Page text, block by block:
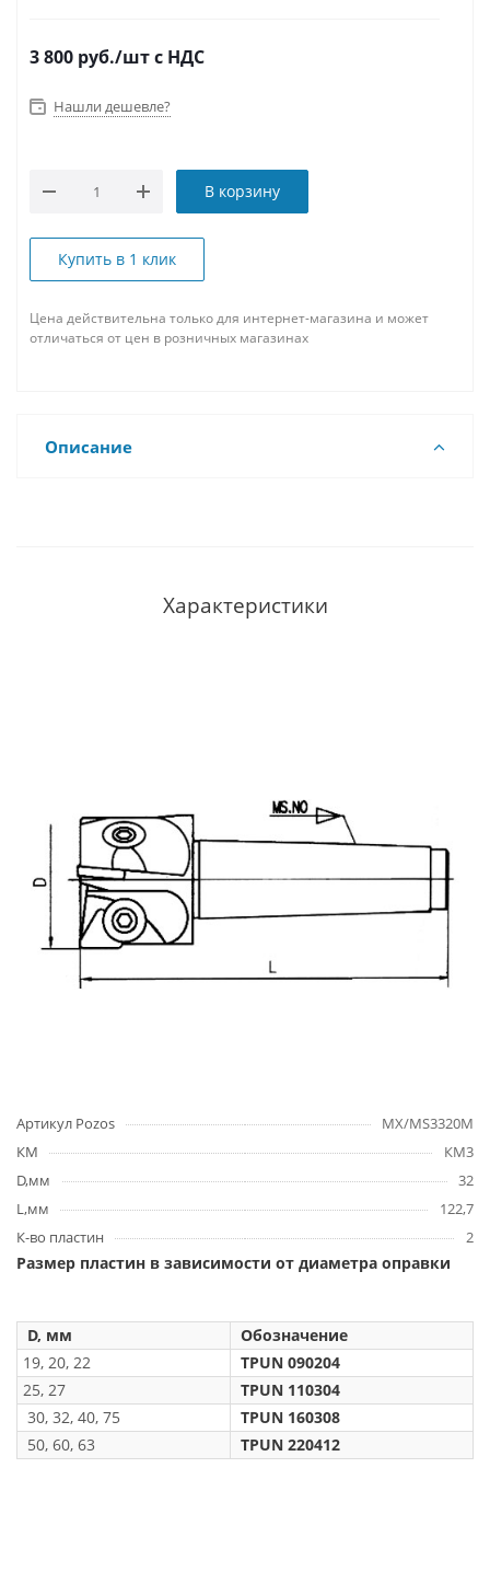
3 800 руб./штс НДС
Нашли дешевле?
В корзину
Купить в 1 клик
Цена действительна только для интернет-магазина и может
отличаться от цен в розничных магазинах
Описание
Характеристики
Артикул Pozos
MX/MS3320M
КМ
КМ3
D,мм
32
L,мм
122,7
К-во пластин
2
Размер пластин в зависимости от диаметра оправки
D, мм
Обозначение
19, 20, 22
TPUN 090204
25, 27
TPUN 110304
30, 32, 40, 75
TPUN 160308
50, 60, 63
TPUN 220412